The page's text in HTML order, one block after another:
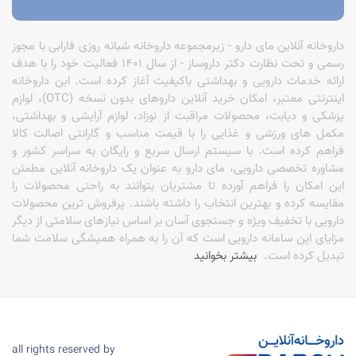
با بالا بردن سطح هموگلوبین، خستگی
بازمی‌گرداند.
تقویت عملکرد مغز:سطح کافی آهن برای عملکرد صحیح مغز ضروری
است و به بهبود تمرکز، حافظه و توانایی‌های شناختی کمک می‌کند.
حمایت از سیستم ایمنی:آهن نقش مهمی در تقویت سیستم ایمنی
بدن دارد و به بدن در مقابله موثرتر با عفونت‌ها یاری می‌رساند.
بهبود عملکرد ورزشی
: ورزشکاران برای حفظ استقامت و رسیدن به
عملکرد بهینه ورزشی، به ذخایر کافی آهن برای اکسیژن‌رسانی به
عضلات نیاز دارند.
سلامت پوست، مو و ناخن: یکی دیگر از فواید قرص آهن، کمک به
حفظ سلامت و شادابی پوست، تقویت موها و جلوگیری از شکنندگی
ناخن‌ها است.
خون صورت می‌گیرد. علائم اولیه کمبود آهن ممکن است خفیف و نامحسوس
باشند، اما با پیشرفت کمبود، نشانه‌ها شدیدتر و واضح‌تر می‌شوند. از
داروخانه آنلاین مای دارو - زیرمجموعه داروخانه شبانه روزی فارابی با مجوز
رسمی و تحت نظارت دکتر داروساز - از سال 1401 فعالیت خود را با هدف
ارائه خدمات دارویی و بهداشتی باکیفیت آغاز کرده است. این داروخانه
اینترنتی معتبر، امکان خرید آنلاین داروهای بدون نسخه (OTC)، لوازم
پزشکی و دیابت، محصولات مراقبت از نوزاد، لوازم آرایشی و بهداشتی،
مکمل های ورزشی و غذایی را با قیمت مناسب و گارانتی اصالت کالا
فراهم کرده است. با سیستم ارسال سریع و رایگان به سراسر کشور و
مشاوره تخصصی دارویی، مای دارو به عنوان یک داروخانه آنلاین مطمئن
این امکان را فراهم آورده تا مشتریان بتوانند به راحتی محصولات را
مقایسه کرده و بهترین انتخاب را داشته باشند. پرفروش ترین محصولات
دارویی با تخفیف ویژه و جستجوی آسان بر اساس نیازهای سلامتی از دیگر
مزایای این سامانه دارویی است که آن را به همراه همیشگی سلامت شما
تبدیل کرده است. بیشتر بخوانید
all rights reserved by